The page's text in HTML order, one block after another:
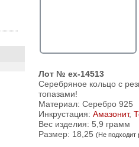
Лот № ex-14513
Серебряное кольцо с
топазами!
Материал: Серебро 925
Инкрустация: Амазонит,
Вес изделия: 5,9 грамм
Размер: 18,25 (Не подходит